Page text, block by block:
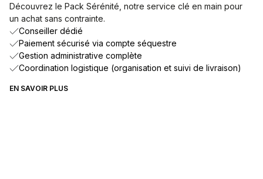
Découvrez le Pack Sérénité, notre service clé en main pour
un achat sans contrainte.
Conseiller dédié
Paiement sécurisé via compte séquestre
Gestion administrative complète
Coordination logistique (organisation et suivi de livraison)
EN SAVOIR PLUS